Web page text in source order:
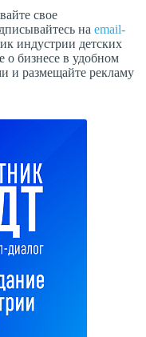
свое
на email-
индустрии детских
о бизнесе в удобном
и размещайте рекламу